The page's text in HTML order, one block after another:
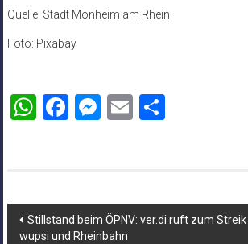
Quelle: Stadt Monheim am Rhein
Foto: Pixabay
WhatsApp
Facebook
Messenger
EmailTeilen
Beitragsnavigation
Stillstand beim ÖPNV: ver.di ruft zum
wupsi und Rheinbahn